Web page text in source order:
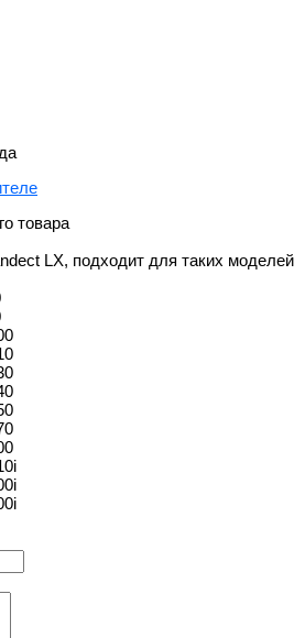
товара
LX, подходит для таких моделей